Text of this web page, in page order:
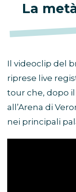
La
Il videoclip del
riprese live
tour che, dopo
all’Arena di
nei principali